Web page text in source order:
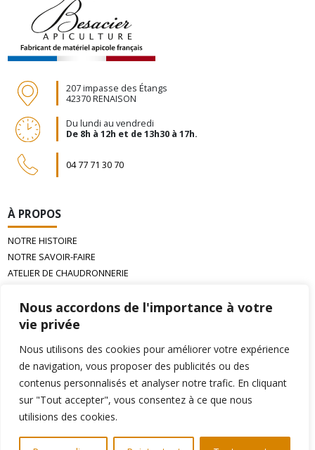
Nous accordons de l'importance à votre
vie privée
Nous utilisons des cookies pour améliorer votre expérience
de navigation, vous proposer des publicités ou des
contenus personnalisés et analyser notre trafic. En cliquant
sur "Tout accepter", vous consentez à ce que nous
utilisions des cookies.
207 impasse des Étangs
42370 RENAISON
Du lundi au vendredi
De 8h à 12h et de 13h30 à 17h.
04 77 71 30 70
À PROPOS
NOTRE HISTOIRE
NOTRE SAVOIR-FAIRE
ATELIER DE CHAUDRONNERIE
INFORMATIONS
PAIEMENT
ÉCHANGE & RETOURS
CONDITIONS GÉNÉRALES DE VENTE